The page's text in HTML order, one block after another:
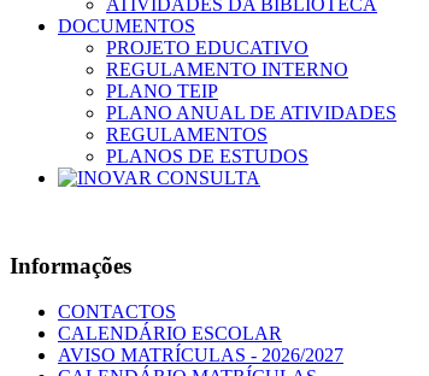
ATIVIDADES DA BIBLIOTECA
DOCUMENTOS
PROJETO EDUCATIVO
REGULAMENTO INTERNO
PLANO TEIP
PLANO ANUAL DE ATIVIDADES
REGULAMENTOS
PLANOS DE ESTUDOS
Informações
CONTACTOS
CALENDÁRIO ESCOLAR
AVISO MATRÍCULAS - 2026/2027